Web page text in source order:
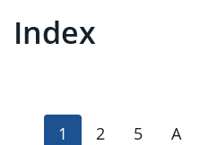
Index
1 2 5 A